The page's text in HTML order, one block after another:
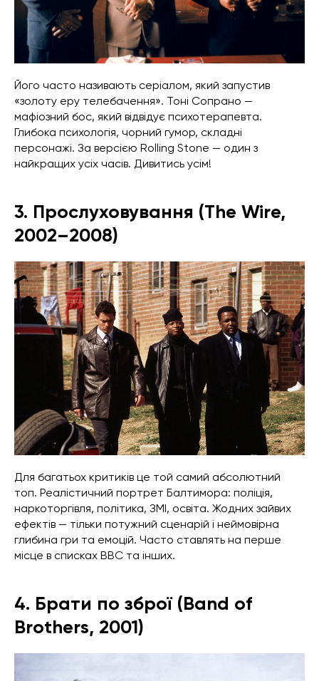
Його часто називають серіалом, який запустив
«золоту еру телебачення». Тоні Сопрано —
мафіозний бос, який відвідує психотерапевта.
Глибока психологія, чорний гумор, складні
персонажі. За версією Rolling Stone — один з
найкращих усіх часів. Дивитись усім!
3. Прослуховування (The Wire,
2002–2008)
Для багатьох критиків це той самий абсолютний
топ. Реалістичний портрет Балтимора: поліція,
наркоторгівля, політика, ЗМІ, освіта. Жодних зайвих
ефектів — тільки потужний сценарій і неймовірна
глибина гри та емоцій. Часто ставлять на перше
місце в списках BBC та інших.
4. Брати по зброї (Band of
Brothers, 2001)